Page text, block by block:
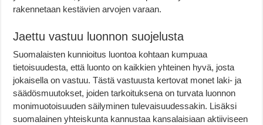
rakennetaan kestävien arvojen varaan.
Jaettu vastuu luonnon suojelusta
Suomalaisten kunnioitus luontoa kohtaan kumpuaa
tietoisuudesta, että luonto on kaikkien yhteinen hyvä, josta
jokaisella on vastuu. Tästä vastuusta kertovat monet laki- ja
säädösmuutokset, joiden tarkoituksena on turvata luonnon
monimuotoisuuden säilyminen tulevaisuudessakin. Lisäksi
suomalainen yhteiskunta kannustaa kansalaisiaan aktiiviseen